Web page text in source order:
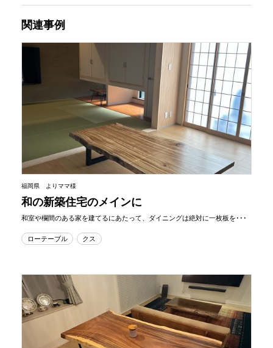
関連事例
福岡県 よりママ様
和の新築住宅のメインに
和室や欄間のある家を建てるにあたって、ダイニングは絶対に一枚板を･･･
ローテーブル クス